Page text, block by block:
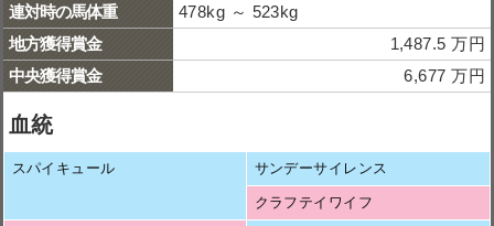
連対時の馬体重
478kg ～ 523kg
地方獲得賞金
1,487.5 万円
中央獲得賞金
6,677 万円
血統
スパイキュール サンデーサイレンス
クラフテイワイフ